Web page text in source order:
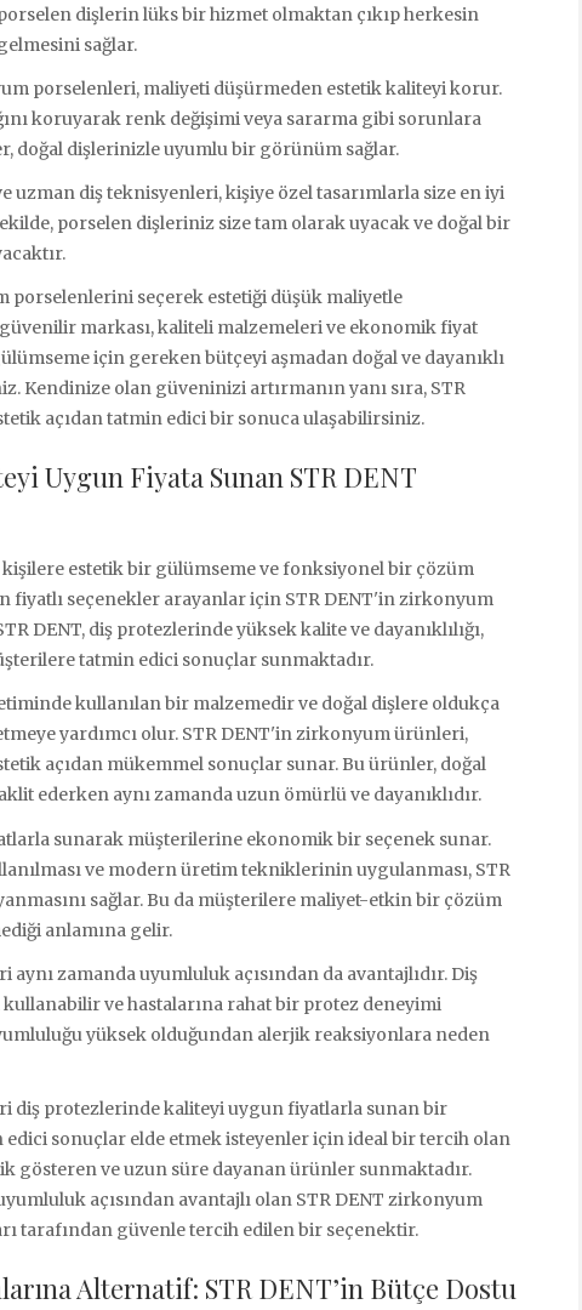
dişlerin lüks bir hizmet olmaktan çıkıp herkesin
sağlar.
porselenleri, maliyeti düşürmeden estetik kaliteyi korur.
koruyarak renk değişimi veya sararma gibi sorunlara
doğal dişlerinizle uyumlu bir görünüm sağlar.
uzman diş teknisyenleri, kişiye özel tasarımlarla size en iyi
porselen dişleriniz size tam olarak uyacak ve doğal bir
porselenlerini seçerek estetiği düşük maliyetle
markası, kaliteli malzemeleri ve ekonomik fiyat
için gereken bütçeyi aşmadan doğal ve dayanıklı
Kendinize olan güveninizi artırmanın yanı sıra, STR
açıdan tatmin edici bir sonuca ulaşabilirsiniz.
Uygun Fiyata Sunan STR DENT
kişilere estetik bir gülümseme ve fonksiyonel bir çözüm
fiyatlı seçenekler arayanlar için STR DENT'in zirkonyum
DENT, diş protezlerinde yüksek kalite ve dayanıklılığı,
tatmin edici sonuçlar sunmaktadır.
kullanılan bir malzemedir ve doğal dişlere oldukça
yardımcı olur. STR DENT'in zirkonyum ürünleri,
açıdan mükemmel sonuçlar sunar. Bu ürünler, doğal
ederken aynı zamanda uzun ömürlü ve dayanıklıdır.
sunarak müşterilerine ekonomik bir seçenek sunar.
ve modern üretim tekniklerinin uygulanması, STR
sağlar. Bu da müşterilere maliyet-etkin bir çözüm
anlamına gelir.
zamanda uyumluluk açısından da avantajlıdır. Diş
ve hastalarına rahat bir protez deneyimi
yüksek olduğundan alerjik reaksiyonlara neden
diş protezlerinde kaliteyi uygun fiyatlarla sunan bir
edici sonuçlar elde etmek isteyenler için ideal bir tercih olan
gösteren ve uzun süre dayanan ürünler sunmaktadır.
açısından avantajlı olan STR DENT zirkonyum
tarafından güvenle tercih edilen bir seçenektir.
Alternatif: STR DENT’in Bütçe Dostu